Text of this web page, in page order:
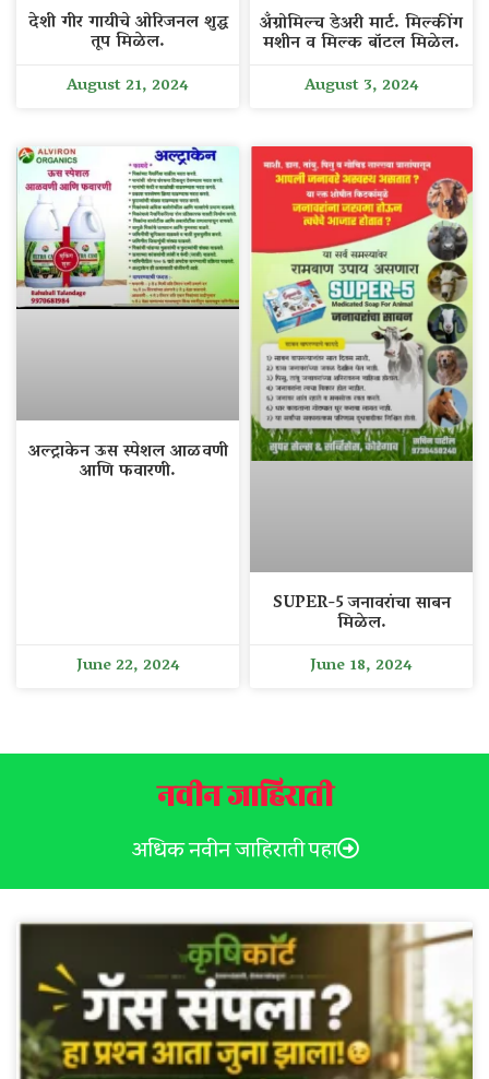
देशी गीर गायीचे ओरिजनल शुद्ध
तूप मिळेल.
August 21, 2024
अँग्रोमिल्च डेअरी मार्ट. मिल्कींग
मशीन व मिल्क बॉटल मिळेल.
August 3, 2024
अल्ट्राकेन ऊस स्पेशल आळवणी
आणि फवारणी.
June 22, 2024
SUPER-5 जनावरांचा साबन
मिळेल.
June 18, 2024
नवीन जाहिराती
अधिक नवीन जाहिराती पहा